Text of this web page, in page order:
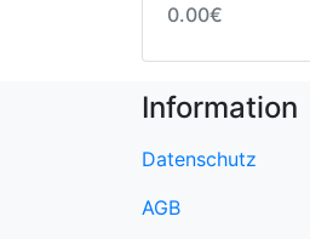
0.00€
Information
Datenschutz
AGB